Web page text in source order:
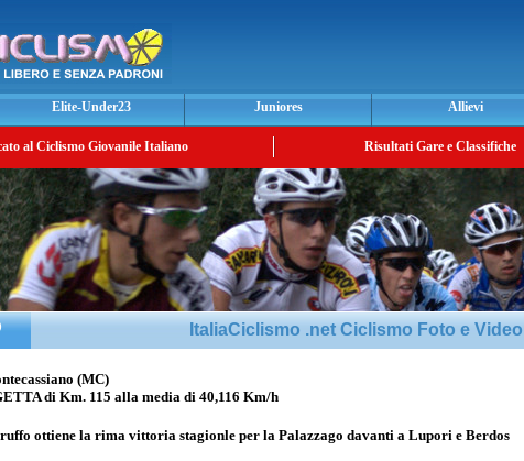
Elite-Under23 Juniores Allievi
al Ciclismo Giovanile Italiano Risultati Gare e Classifiche
ItaliaCiclismo .net Ciclismo Foto e Video
(MC)
di Km. 115 alla media di 40,116 Km/h
ottiene la rima vittoria stagionle per la Palazzago davanti a Lupori e Berdos